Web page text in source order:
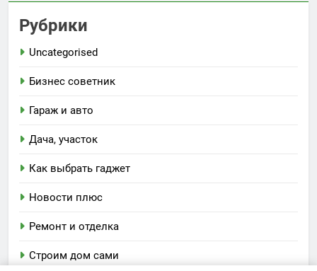
Рубрики
Uncategorised
Бизнес советник
Гараж и авто
Дача, участок
Как выбрать гаджет
Новости плюс
Ремонт и отделка
Строим дом сами